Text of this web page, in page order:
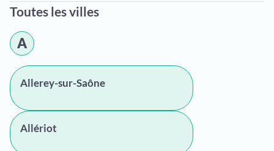
Toutes les villes
A
Allerey-sur-Saône
Allériot